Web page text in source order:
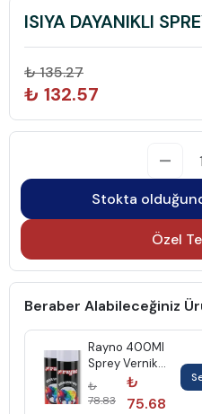
ISIYA DAYANIKLI
₺ 135.27
₺ 132.57
Stokta
Özel
Beraber Alabileceğiniz
Rayno 400Ml
Sprey Vernik
Mat
Raynoboya29
₺
78.83
₺
75.68